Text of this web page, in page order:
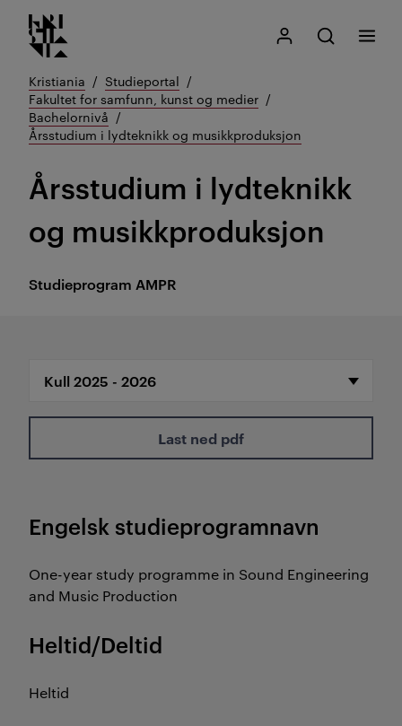
Gå
til
innhold
Kristiania logo
Mitt Kristiania
Åpne søk
Søk
Meny
Kristiania
Studieportal
Fakultet for samfunn, kunst og medier
Bachelornivå
Årsstudium i lydteknikk og musikkproduksjon
Studieprogram AMPR
Årsstudium i lydteknikk
og musikkproduksjon
Last ned pdf
Engelsk studieprogramnavn
One-year study programme in Sound Engineering
and Music Production
Heltid/Deltid
Heltid